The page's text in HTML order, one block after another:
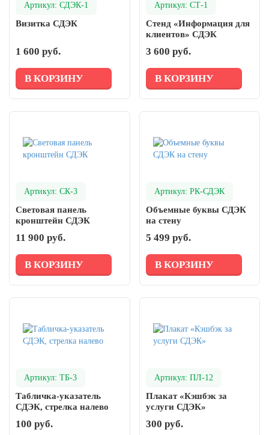
Артикул: СДЭК-1
Визитка СДЭК
1 600 руб.
В КОРЗИНУ
Артикул: СТ-1
Стенд «Информация для
клиентов» СДЭК
3 600 руб.
В КОРЗИНУ
Артикул: СК-3
Световая панель
кронштейн СДЭК
11 900 руб.
В КОРЗИНУ
Артикул: РК-СДЭК
Объемные буквы СДЭК
на стену
5 499 руб.
В КОРЗИНУ
Артикул: ТБ-3
Табличка-указатель
СДЭК, стрелка налево
100 руб.
Артикул: ПЛ-12
Плакат «Кэшбэк за
услуги СДЭК»
300 руб.